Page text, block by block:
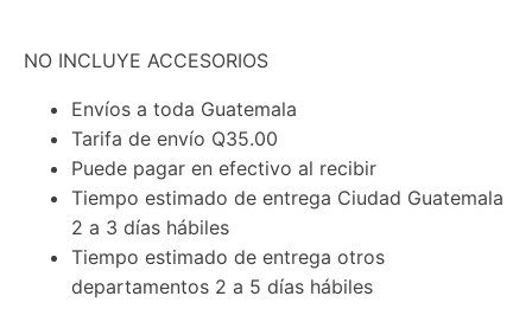
NO INCLUYE ACCESORIOS
Envíos a toda Guatemala
Tarifa de envío Q35.00
Puede pagar en efectivo al recibir
Tiempo estimado de entrega Ciudad Guatemala
2 a 3 días hábiles
Tiempo estimado de entrega otros
departamentos 2 a 5 días hábiles